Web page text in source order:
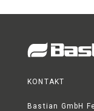
KONTAKT
Bastian GmbH